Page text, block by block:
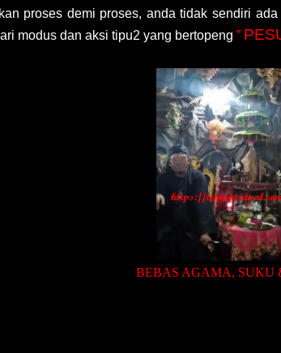
proses demi proses, anda tidak sendiri
modus dan aksi tipu2 yang bertopeng ”
BEBAS AGAMA, SUKU